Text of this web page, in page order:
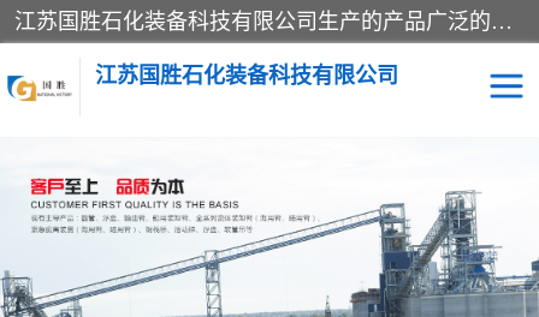
江苏国胜石化装备科技有限公司生产的产品广泛的应用于石油、石化等行业中，产品种类齐全，其中包括装卸鹤管、汽车鹤管、火车鹤管、装车鹤管、卸车鹤管、上装鹤管、下装鹤管、lng鹤管、发油鹤管、液氨鹤管、液化气鹤管等，我们生产的产品质量上乘，价格实惠，服务好，买鹤管就到国胜石化装备！
江苏国胜石化装备科技有限公司
输油臂 鹤管活动梯